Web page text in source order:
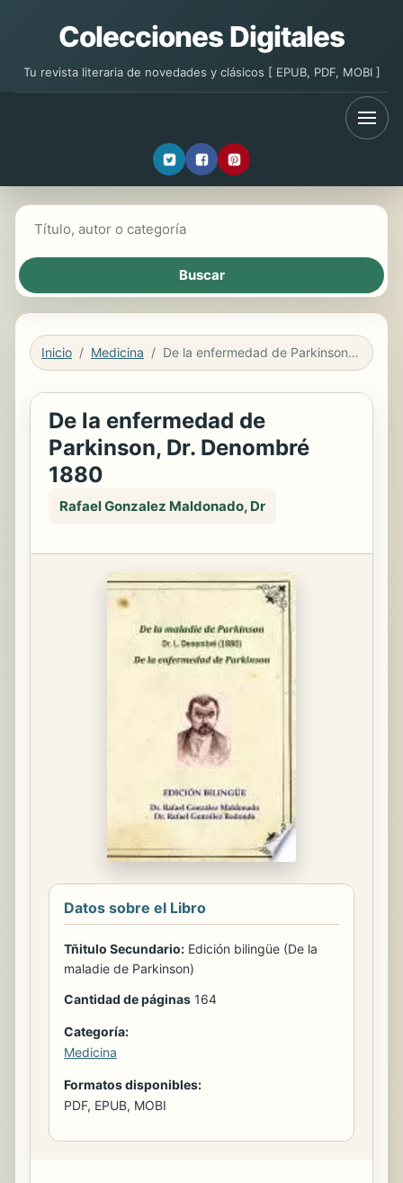
Colecciones Digitales
Tu revista literaria de novedades y clásicos [ EPUB, PDF, MOBI ]
Inicio Medicina De la enfermedad de Parkinson, Dr. Denombré 1880
De la enfermedad de
Parkinson, Dr. Denombré
1880
Rafael Gonzalez Maldonado, Dr
Datos sobre el Libro
Tñitulo Secundario: Edición bilingüe (De la
maladie de Parkinson)
Cantidad de páginas 164
Categoría:
Medicina
Formatos disponibles:
PDF, EPUB, MOBI